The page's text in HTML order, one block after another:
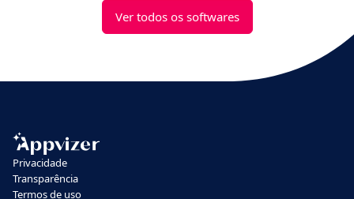
Ver todos os softwares
Privacidade
Transparência
Termos de uso